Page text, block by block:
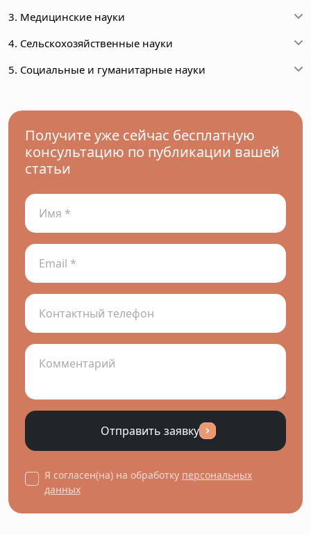
3. Медицинские науки
4. Сельскохозяйственные науки
5. Социальные и гуманитарные науки
Получите уже сейчас бесплатную
консультацию по публикации вашей
статьи
Отправить заявку
Я согласен(на) на обработку персональных
данных